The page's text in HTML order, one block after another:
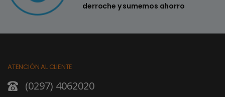
derroche y sumemos ahorro
ATENCIÓN AL CLIENTE
(0297) 4062020